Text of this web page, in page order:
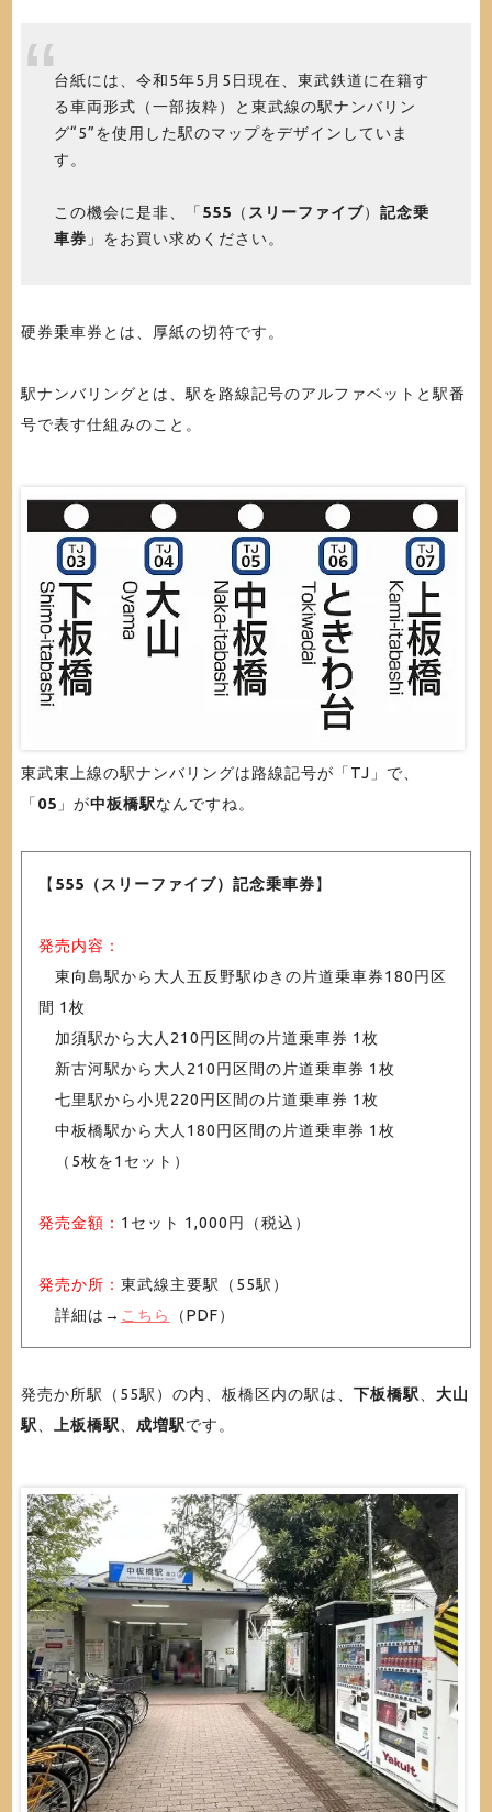
台紙には、令和5年5月5日現在、東武鉄道に在籍す
る車両形式（一部抜粋）と東武線の駅ナンバリン
グ“5”を使用した駅のマップをデザインしていま
す。
この機会に是非、「 555 （ スリーファイブ） 記念乗
車券 」をお買い求めください。
硬券乗車券とは、厚紙の切符です。
駅ナンバリングとは、駅を路線記号のアルファベットと駅番
号で表す仕組みのこと。
東武東上線の駅ナンバリングは路線記号が「TJ」で、
「 05 」が中板橋駅なんですね。
【 555（スリーファイブ）記念乗車券】
発売内容：
東向島駅から大人五反野駅ゆきの片道乗車券180円区
間 1枚
加須駅から大人210円区間の片道乗車券 1枚
新古河駅から大人210円区間の片道乗車券 1枚
七里駅から小児220円区間の片道乗車券 1枚
中板橋駅から大人180円区間の片道乗車券 1枚
（5枚を1セット）
発売金額： 1セット 1,000円（税込）
発売か所： 東武線主要駅（55駅）
詳細は→ こちら （PDF）
発売か所駅（55駅）の内、板橋区内の駅は、 下板橋駅、 大山
駅、 上板橋駅、 成増駅です。